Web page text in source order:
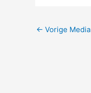
← Vorige Media